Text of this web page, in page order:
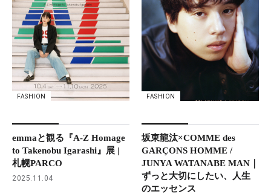
FASHION
emmaと観る『A-Z Homage
to Takenobu Igarashi』展 |
札幌PARCO
2025.11.04
FASHION
坂東龍汰×COMME des
GARÇONS HOMME /
JUNYA WATANABE MAN｜
ずっと大切にしたい、人生
のエッセンス